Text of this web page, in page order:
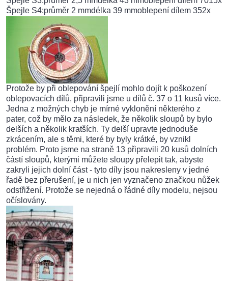
Špejle S4:průměr 2 mmdélka 39 mmoblepení dílem 352x
Protože by při oblepování špejlí mohlo dojít k poškození
oblepovacích dílů, připravili jsme u dílů č. 37 o 11 kusů více.
Jedna z možných chyb je mírné vyklonění některého z
pater, což by mělo za následek, že několik sloupů by bylo
delších a několik kratších. Ty delší upravte jednoduše
zkrácením, ale s těmi, které by byly krátké, by vznikl
problém. Proto jsme na straně 13 připravili 20 kusů dolních
částí sloupů, kterými můžete sloupy přelepit tak, abyste
zakryli jejich dolní část - tyto díly jsou nakresleny v jedné
řadě bez přerušení, je u nich jen vyznačeno značkou nůžek
odstřižení. Protože se nejedná o řádné díly modelu, nejsou
očíslovány.